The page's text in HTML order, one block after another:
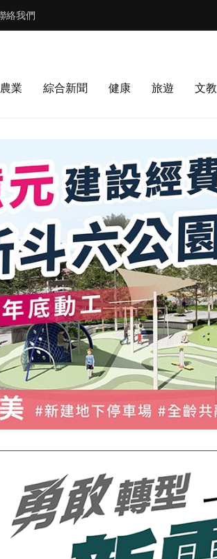
絡我們
農業 綜合新聞 健康 旅遊 文教